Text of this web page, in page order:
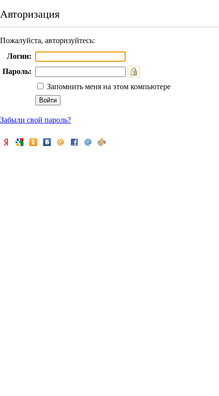
Авторизация
Пожалуйста, авторизуйтесь:
Логин:
Пароль:
Запомнить меня на этом компьютере
Забыли свой пароль?